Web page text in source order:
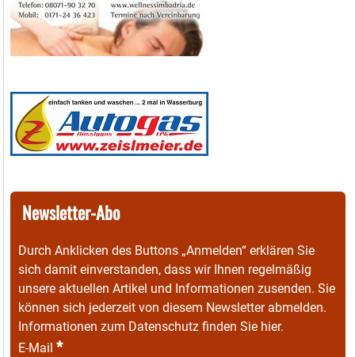
Newsletter-Abo
Durch Anklicken des Buttons „Anmelden“ erklären Sie
sich damit einverstanden, dass wir Ihnen regelmäßig
unsere aktuellen Artikel und Informationen zusenden. Sie
können sich jederzeit von diesem Newsletter abmelden.
Informationen zum Datenschutz finden Sie hier.
E-Mail *